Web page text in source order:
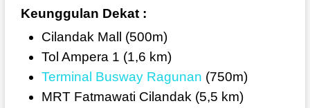
Keunggulan Dekat :
Cilandak Mall (500m)
Tol Ampera 1 (1,6 km)
Terminal Busway Ragunan (750m)
MRT Fatmawati Cilandak (5,5 km)